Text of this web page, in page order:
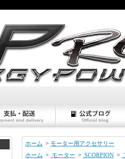
ホーム > モーター用アクセサリー
ホーム > モーター > SCORPION >